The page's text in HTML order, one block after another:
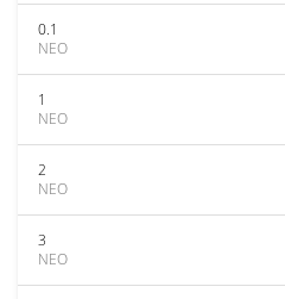
0.1
NEO
1
NEO
2
NEO
3
NEO